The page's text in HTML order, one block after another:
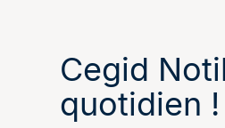
Cegid
quotidien !